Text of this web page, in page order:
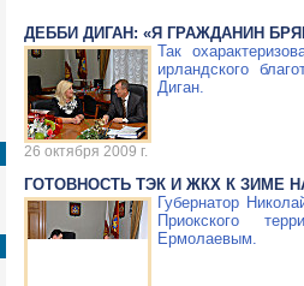
ДЕББИ ДИГАН: «Я ГРАЖДАНИН
Так
ирландского
Диган.
26 октября 2009 г.
ГОТОВНОСТЬ ТЭК И ЖКХ К ЗИМЕ
Губернатор
Приокского
Ермолаевым.